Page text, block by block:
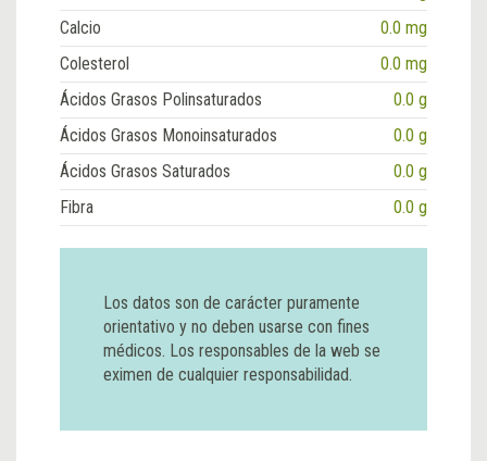
Calcio
0.0 mg
Colesterol
0.0 mg
Ácidos Grasos Polinsaturados
0.0 g
Ácidos Grasos Monoinsaturados
0.0 g
Ácidos Grasos Saturados
0.0 g
Fibra
0.0 g
Los datos son de carácter puramente
orientativo y no deben usarse con fines
médicos. Los responsables de la web se
eximen de cualquier responsabilidad.